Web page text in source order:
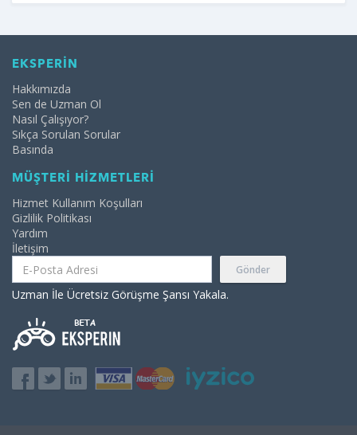
EKSPERİN
Hakkımızda
Sen de Uzman Ol
Nasıl Çalışıyor?
Sıkça Sorulan Sorular
Basında
MÜŞTERİ HİZMETLERİ
Hizmet Kullanım Koşulları
Gizlilik Politikası
Yardım
İletişim
Gönder
Uzman İle Ücretsiz Görüşme Şansı Yakala.